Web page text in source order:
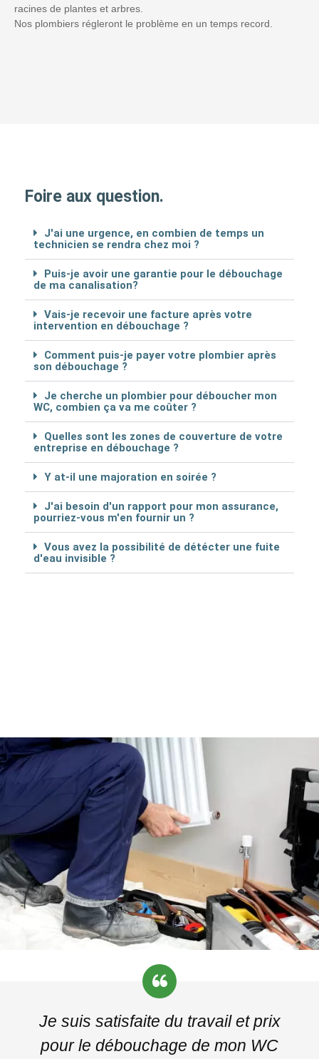
racines de plantes et arbres.
Nos plombiers régleront le problème en un temps record.
Foire aux question.
J'ai une urgence, en combien de temps un
technicien se rendra chez moi ?
Puis-je avoir une garantie pour le débouchage
de ma canalisation?
Vais-je recevoir une facture après votre
intervention en débouchage ?
Comment puis-je payer votre plombier après
son débouchage ?
Je cherche un plombier pour déboucher mon
WC, combien ça va me coûter ?
Quelles sont les zones de couverture de votre
entreprise en débouchage ?
Y at-il une majoration en soirée ?
J'ai besoin d'un rapport pour mon assurance,
pourriez-vous m'en fournir un ?
Vous avez la possibilité de détécter une fuite
d'eau invisible ?
Je suis satisfaite du travail et prix
pour le débouchage de mon WC